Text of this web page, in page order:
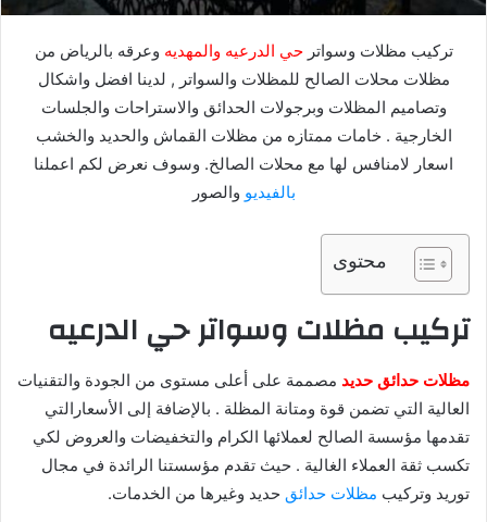
تركيب مظلات وسواترحي الدرعيه والمهديه وعرقه بالرياض من
مظلات محلات الصالح للمظلات والسواتر , لدينا افضل واشكال
وتصاميم المظلات وبرجولات الحدائق والاستراحات والجلسات
الخارجية . خامات ممتازه من مظلات القماش والحديد والخشب
اسعار لامنافس لها مع محلات الصالخ. وسوف نعرض لكم اعملنا
بالفيديو والصور
محتوى
تركيب مظلات وسواتر حي الدرعيه
مظلات حدائق حديد مصممة على أعلى مستوى من الجودة والتقنيات
العالية التي تضمن قوة ومتانة المظلة . بالإضافة إلى الأسعارالتي
تقدمها مؤسسة الصالح لعملائها الكرام والتخفيضات والعروض لكي
تكسب ثقة العملاء الغالية . حيث تقدم مؤسستنا الرائدة في مجال
توريد وتركيب مظلات حدائق حديد وغيرها من الخدمات.